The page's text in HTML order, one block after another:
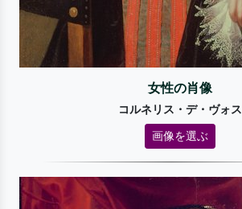
女性の肖像
コルネリス・デ・ヴォス
画像を選ぶ